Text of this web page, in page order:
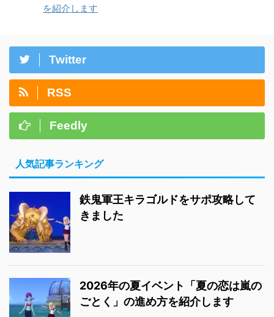
を紹介します
Twitter
RSS
Feedly
人気記事ランキング
鉄鬼軍王キラゴルドをサポ攻略して
きました
2026年の夏イベント「夏の恋は嵐の
ごとく」の進め方を紹介します